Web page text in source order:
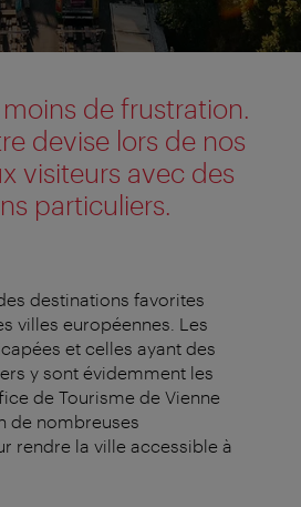
moins de frustration.
devise lors de nos
visiteurs avec des
particuliers.
destinations favorites
villes européennes. Les
et celles ayant des
y sont évidemment les
de Tourisme de Vienne
de nombreuses
rendre la ville accessible à